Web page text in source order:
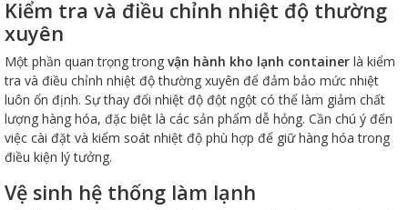
Kiểm tra và điều chỉnh nhiệt độ thường
xuyên
Một phần quan trọng trong vận hành kho lạnh container là kiểm
tra và điều chỉnh nhiệt độ thường xuyên để đảm bảo mức nhiệt
luôn ổn định. Sự thay đổi nhiệt độ đột ngột có thể làm giảm chất
lượng hàng hóa, đặc biệt là các sản phẩm dễ hỏng. Cần chú ý đến
việc cài đặt và kiểm soát nhiệt độ phù hợp để giữ hàng hóa trong
điều kiện lý tưởng.
Vệ sinh hệ thống làm lạnh